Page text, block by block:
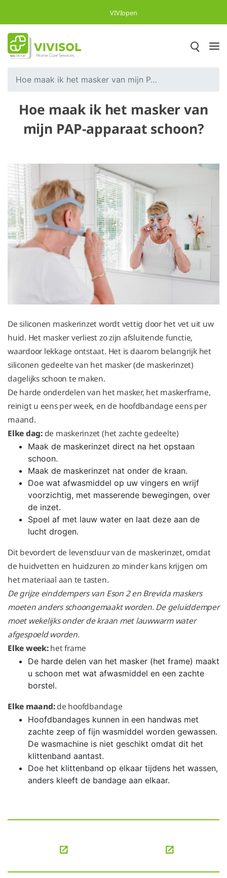
Overslaan en naar hoofdinhoud gaan
VIVIopen
Hoe maak ik het masker van mijn PAP-apparaat schoon?
Hoe maak ik het masker van
mijn PAP-apparaat schoon?
De siliconen maskerinzet wordt vettig door het vet uit uw
huid. Het masker verliest zo zijn afsluitende functie,
waardoor lekkage ontstaat. Het is daarom belangrijk het
siliconen gedeelte van het masker (de maskerinzet)
dagelijks schoon te maken.
De harde onderdelen van het masker, het maskerframe,
reinigt u eens per week, en de hoofdbandage eens per
maand.
Elke dag: de maskerinzet (het zachte gedeelte)
Maak de maskerinzet direct na het opstaan
schoon.
Maak de maskerinzet nat onder de kraan.
Doe wat afwasmiddel op uw vingers en wrijf
voorzichtig, met masserende bewegingen, over
de inzet.
Spoel af met lauw water en laat deze aan de
lucht drogen.
Dit bevordert de levensduur van de maskerinzet, omdat
de huidvetten en huidzuren zo minder kans krijgen om
het materiaal aan te tasten.
De grijze einddempers van Eson 2 en Brevida maskers
moeten anders schoongemaakt worden. De geluiddemper
moet wekelijks onder de kraan met lauwwarm water
afgespoeld worden.
Elke week:het frame
De harde delen van het masker (het frame) maakt
u schoon met wat afwasmiddel en een zachte
borstel.
Elke maand:de hoofdbandage
Hoofdbandages kunnen in een handwas met
zachte zeep of fijn wasmiddel worden gewassen.
De wasmachine is niet geschikt omdat dit het
klittenband aantast.
Doe het klittenband op elkaar tijdens het wassen,
anders kleeft de bandage aan elkaar.